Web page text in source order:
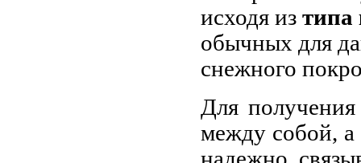
исходя из типа
обычных для
снежного
Для
между собой,